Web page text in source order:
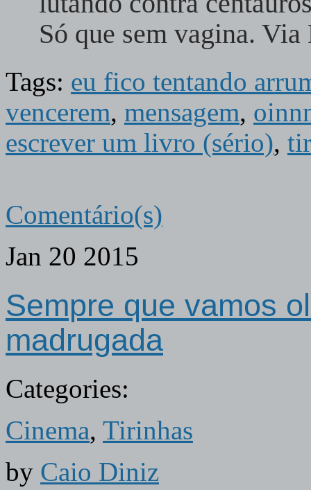
Só que sem vagina.
Tags: eu fico tentando
vencerem, mensagem,
escrever um livro (sério),
Comentário(s)
Jan 20 2015
Sempre que vamos
madrugada
Categories:
Cinema, Tirinhas
by Caio Diniz